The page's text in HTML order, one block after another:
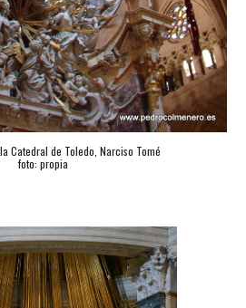
Catedral de Toledo, Narciso Tomé
foto: propia